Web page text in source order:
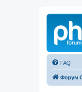
FAQ
Форум